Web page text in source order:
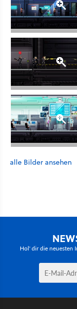
alle Bilder ansehen
Hol' dir die neuesten